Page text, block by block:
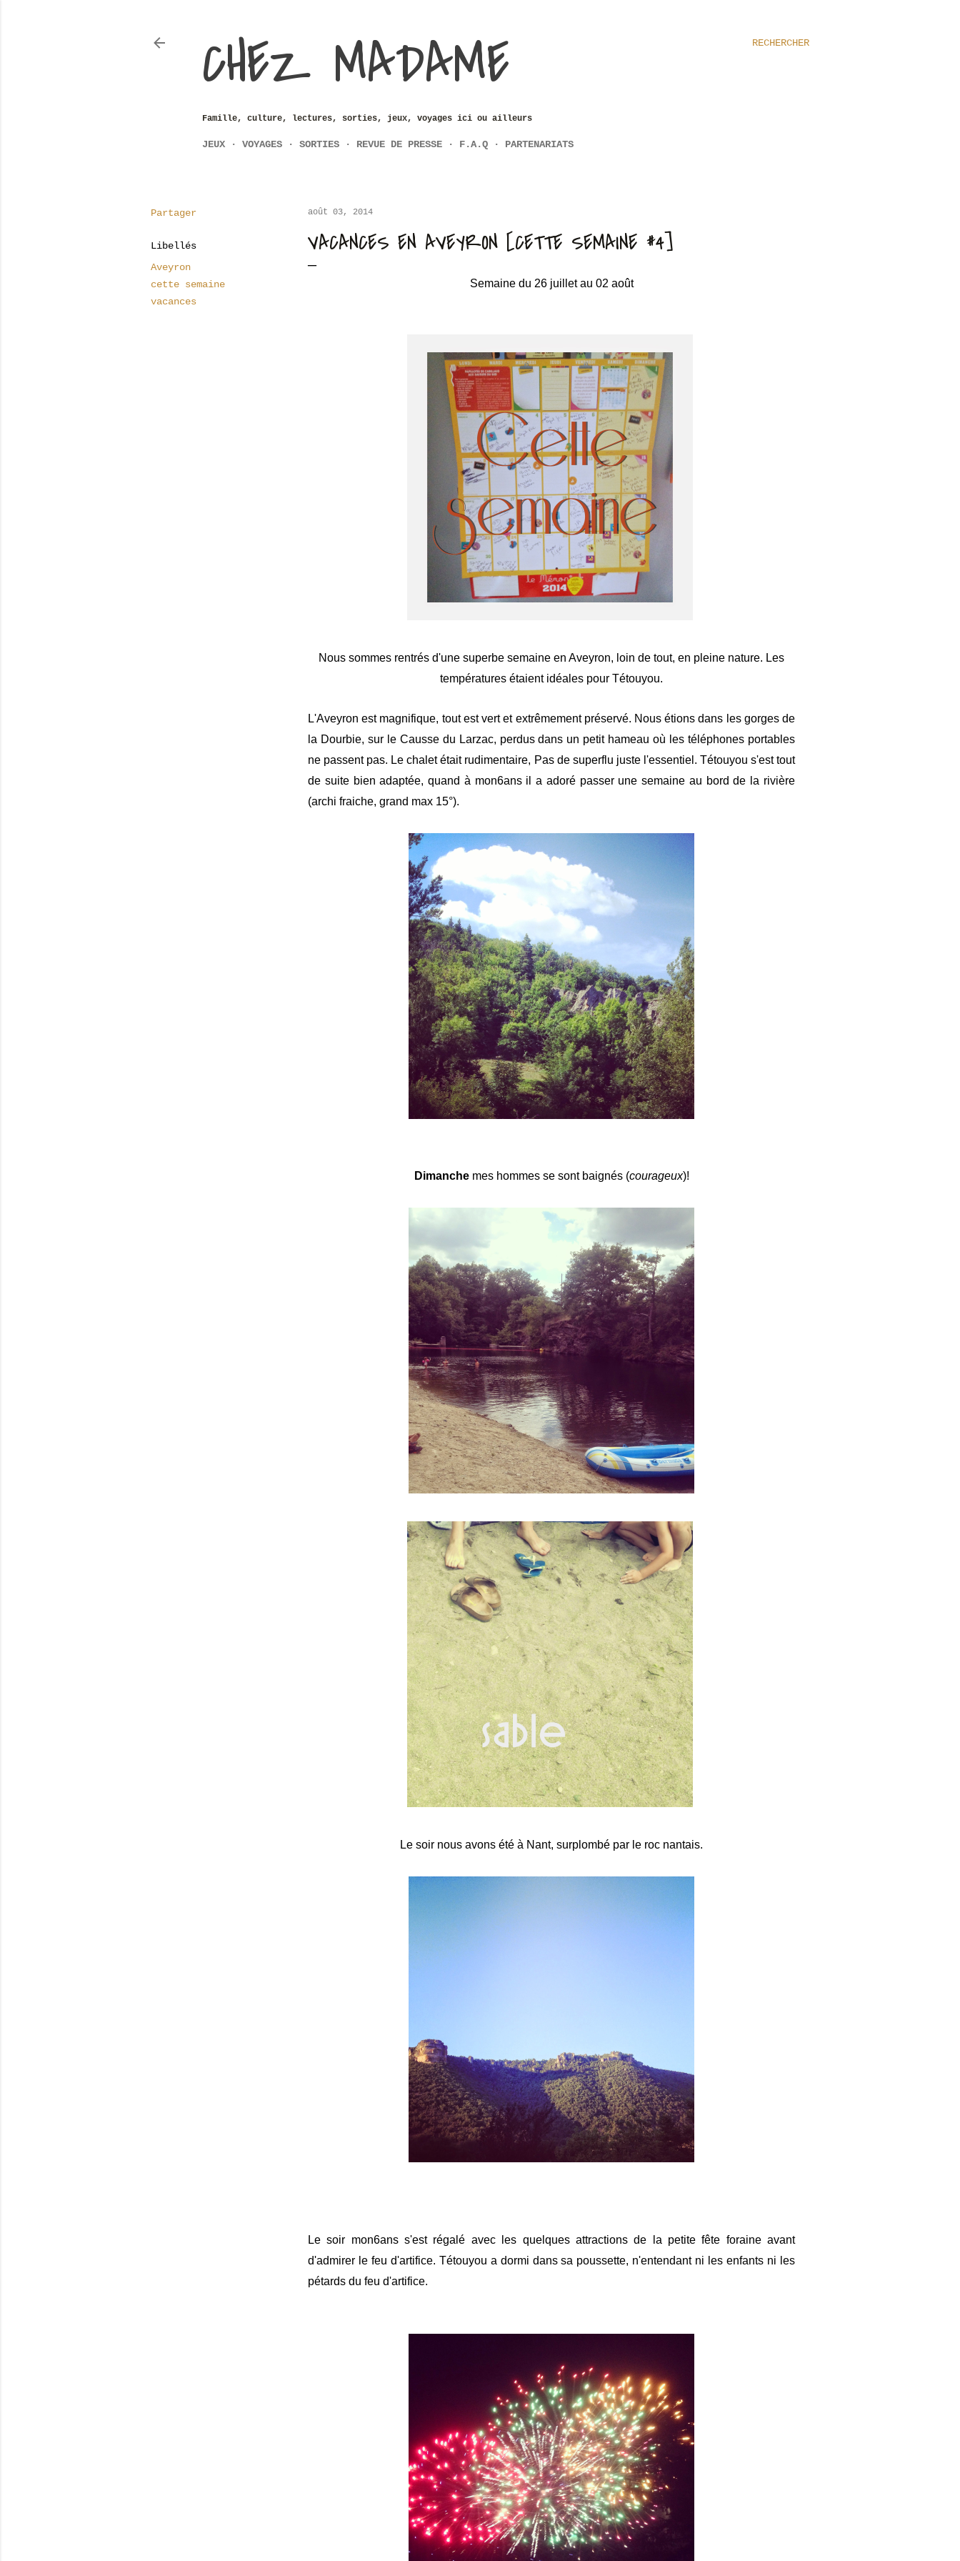
RECHERCHER
CHEZ MADAME
Famille, culture, lectures, sorties, jeux, voyages ici ou ailleurs
JEUX VOYAGES SORTIES REVUE DE PRESSE F.A.Q PARTENARIATS
Partager
Libellés
Aveyron
cette semaine
vacances
août 03, 2014
VACANCES EN AVEYRON [CETTE SEMAINE #4]
Semaine du 26 juillet au 02 août
Nous sommes rentrés d'une superbe semaine en Aveyron, loin de tout, en pleine nature. Les
températures étaient idéales pour Tétouyou.
L'Aveyron est magnifique, tout est vert et extrêmement préservé. Nous étions dans les gorges de
la Dourbie, sur le Causse du Larzac, perdus dans un petit hameau où les téléphones portables
ne passent pas. Le chalet était rudimentaire, Pas de superflu juste l'essentiel. Tétouyou s'est tout
de suite bien adaptée, quand à mon6ans il a adoré passer une semaine au bord de la rivière
(archi fraiche, grand max 15°).
Dimanchemes hommes se sont baignés (courageux)!
Le soir nous avons été à Nant, surplombé par le roc nantais.
Le soir mon6ans s'est régalé avec les quelques attractions de la petite fête foraine avant
d'admirer le feu d'artifice. Tétouyou a dormi dans sa poussette, n'entendant ni les enfants ni les
pétards du feu d'artifice.